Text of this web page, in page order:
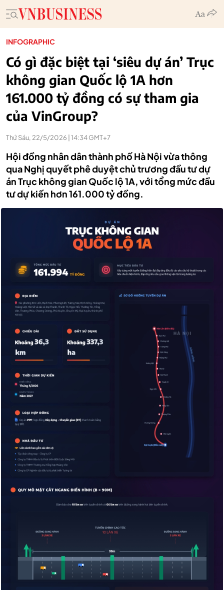
INFOGRAPHIC
Có gì đặc biệt tại ‘siêu dự án’ Trục
không gian Quốc lộ 1A hơn
161.000 tỷ đồng có sự tham gia
của VinGroup?
Thứ Sáu, 22/5/2026 | 14:34 GMT+7
Hội đồng nhân dân thành phố Hà Nội vừa thông
qua Nghị quyết phê duyệt chủ trương đầu tư dự
án Trục không gian Quốc lộ 1A, với tổng mức đầu
tư dự kiến hơn 161.000 tỷ đồng.